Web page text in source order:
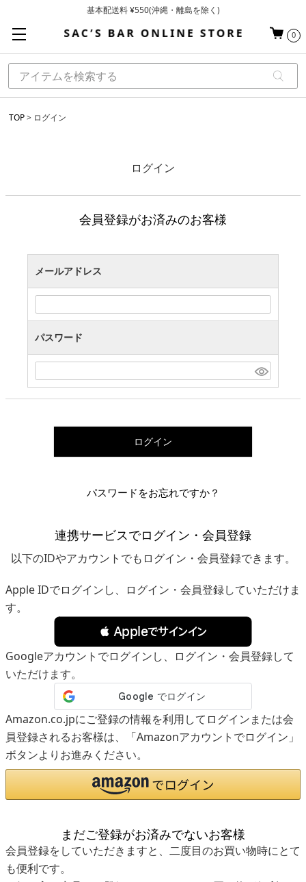
基本配送料 ¥550(沖縄・離島を除く)
お買い上げ合計¥3,980以上で送料無料
0
TOP ログイン
ログイン
会員登録がお済みのお客様
メールアドレス
パスワード
ログイン
パスワードをお忘れですか？
連携サービスでログイン・会員登録
以下のIDやアカウントでもログイン・会員登録できます。
Apple IDでログインし、ログイン・会員登録していただけま
す。
 Appleでサインイン
Googleアカウントでログインし、ログイン・会員登録して
いただけます。
Amazon.co.jpにご登録の情報を利用してログインまたは会
員登録されるお客様は、「Amazonアカウントでログイン」
ボタンよりお進みください。
まだご登録がお済みでないお客様
会員登録をしていただきますと、二度目のお買い物時にとて
も便利です。